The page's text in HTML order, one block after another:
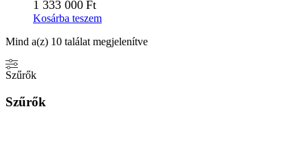
1 333 000 Ft
Kosárba teszem
Mind a(z) 10 találat megjelenítve
Szűrők
Szűrők